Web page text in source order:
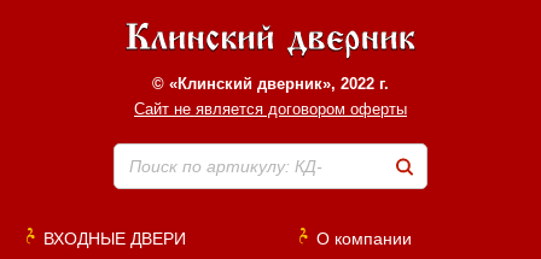
© «Клинский дверник», 2022 г.
Сайт не является договором оферты
Поиск по артикулу: КД-
ВХОДНЫЕ ДВЕРИ
О компании